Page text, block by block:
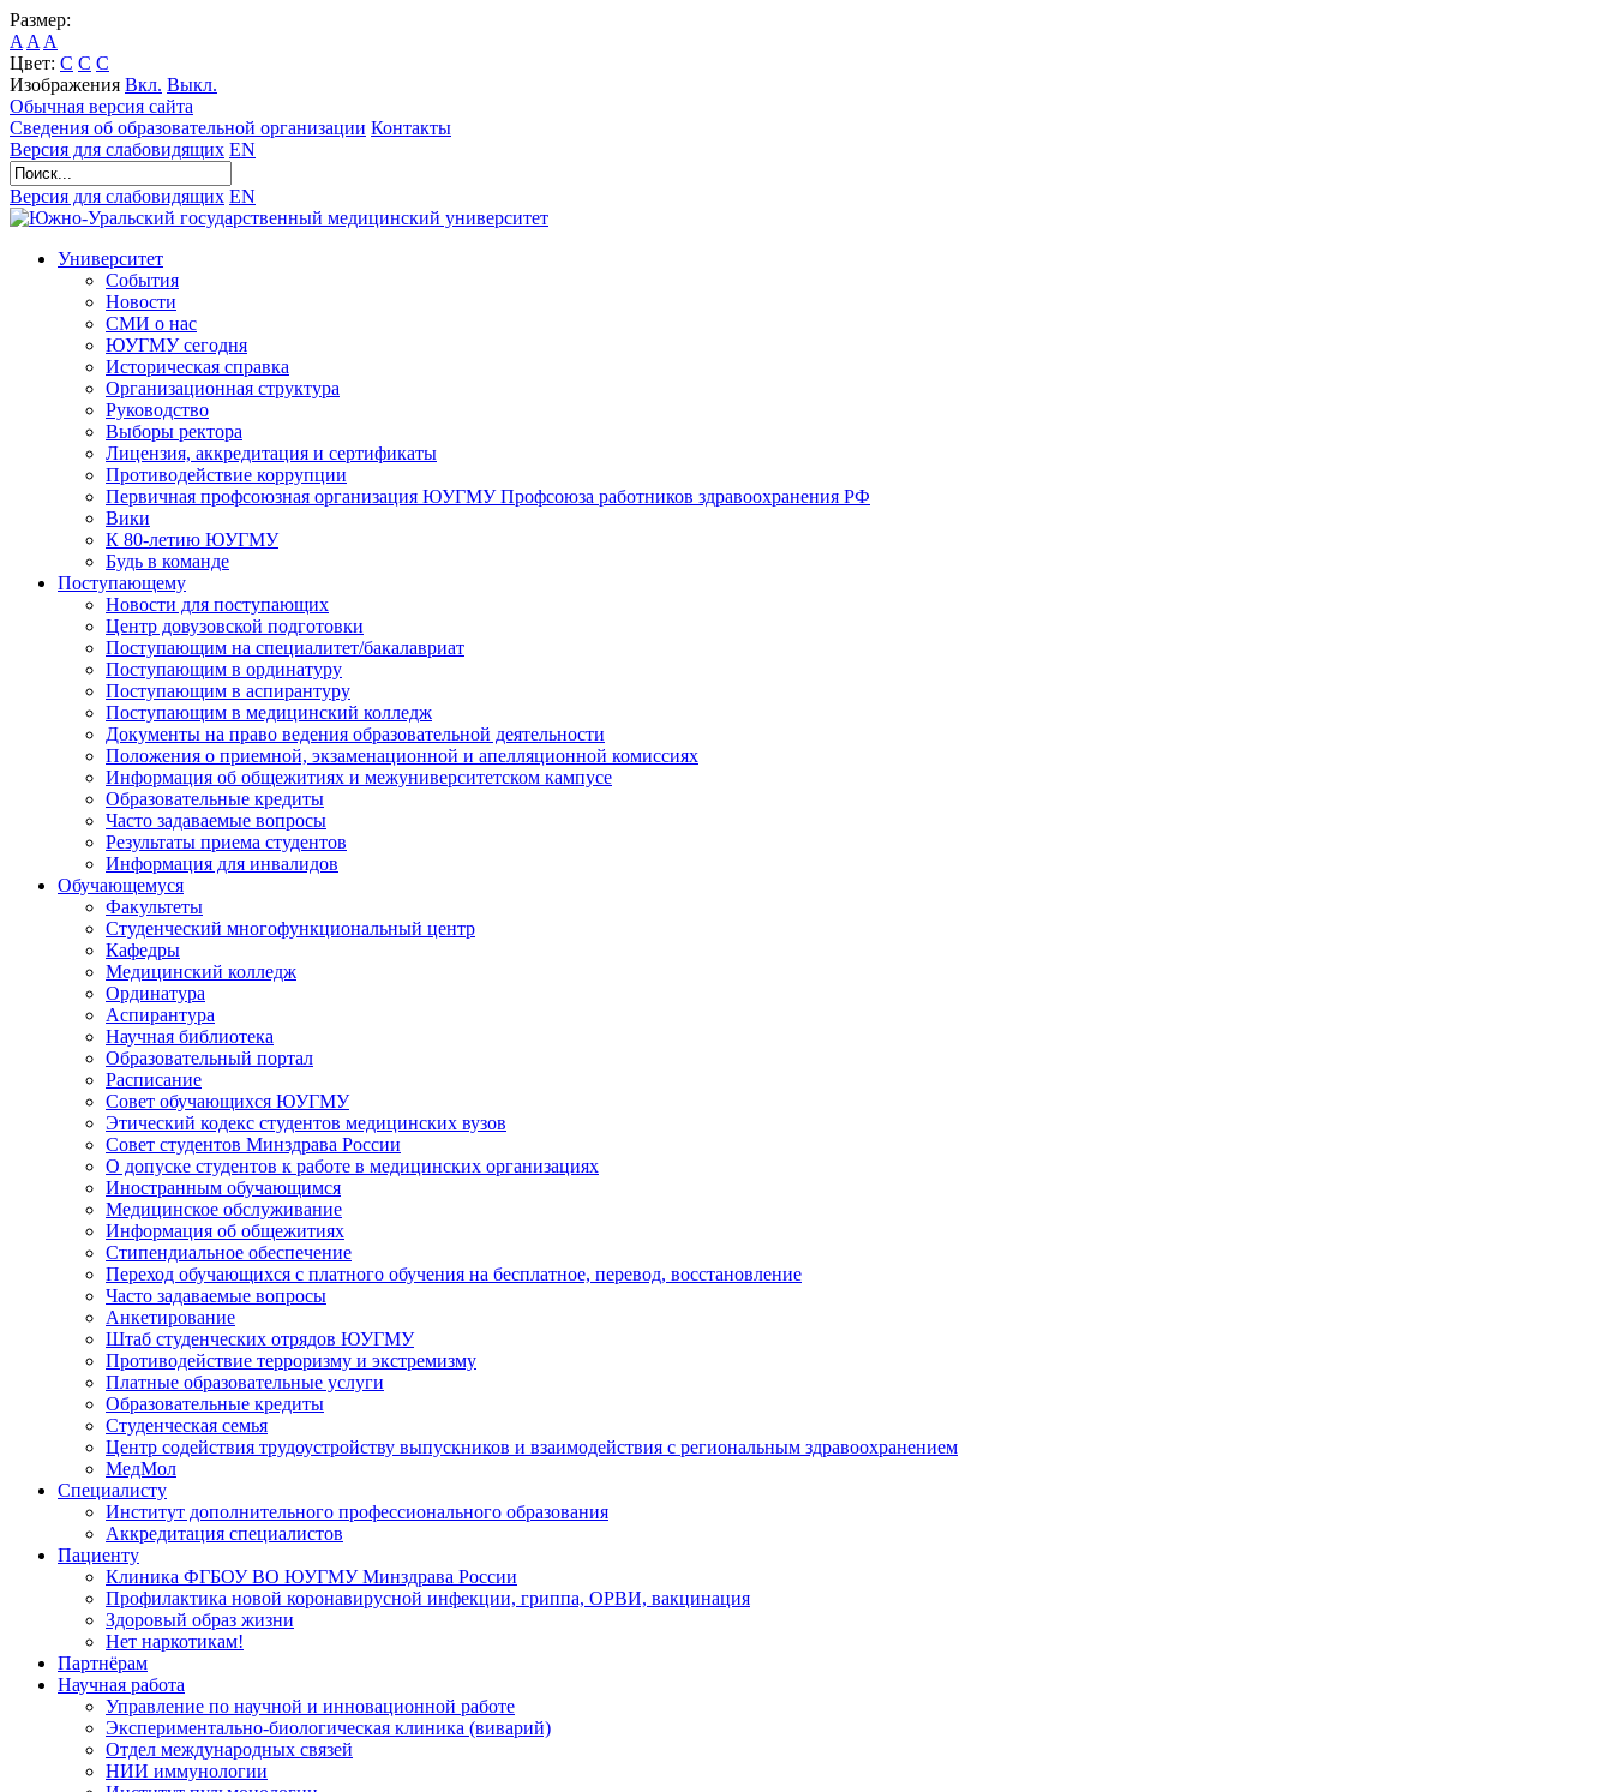
Размер:
A A A
Цвет: C C C
Изображения Вкл. Выкл.
Обычная версия сайта
Сведения об образовательной организации Контакты
Версия для слабовидящих EN
Версия для слабовидящих EN
Университет
События
Новости
СМИ о нас
ЮУГМУ сегодня
Историческая справка
Организационная структура
Руководство
Выборы ректора
Лицензия, аккредитация и сертификаты
Противодействие коррупции
Первичная профсоюзная организация ЮУГМУ Профсоюза работников здравоохранения РФ
Вики
К 80-летию ЮУГМУ
Будь в команде
Поступающему
Новости для поступающих
Центр довузовской подготовки
Поступающим на специалитет/бакалавриат
Поступающим в ординатуру
Поступающим в аспирантуру
Поступающим в медицинский колледж
Документы на право ведения образовательной деятельности
Положения о приемной, экзаменационной и апелляционной комиссиях
Информация об общежитиях и межуниверситетском кампусе
Образовательные кредиты
Часто задаваемые вопросы
Результаты приема студентов
Информация для инвалидов
Обучающемуся
Факультеты
Студенческий многофункциональный центр
Кафедры
Медицинский колледж
Ординатура
Аспирантура
Научная библиотека
Образовательный портал
Расписание
Совет обучающихся ЮУГМУ
Этический кодекс студентов медицинских вузов
Совет студентов Минздрава России
О допуске студентов к работе в медицинских организациях
Иностранным обучающимся
Медицинское обслуживание
Информация об общежитиях
Стипендиальное обеспечение
Переход обучающихся с платного обучения на бесплатное, перевод, восстановление
Часто задаваемые вопросы
Анкетирование
Штаб студенческих отрядов ЮУГМУ
Противодействие терроризму и экстремизму
Платные образовательные услуги
Образовательные кредиты
Студенческая семья
Центр содействия трудоустройству выпускников и взаимодействия с региональным здравоохранением
МедМол
Специалисту
Институт дополнительного профессионального образования
Аккредитация специалистов
Пациенту
Клиника ФГБОУ ВО ЮУГМУ Минздрава России
Профилактика новой коронавирусной инфекции, гриппа, ОРВИ, вакцинация
Здоровый образ жизни
Нет наркотикам!
Партнёрам
Научная работа
Управление по научной и инновационной работе
Экспериментально-биологическая клиника (виварий)
Отдел международных связей
НИИ иммунологии